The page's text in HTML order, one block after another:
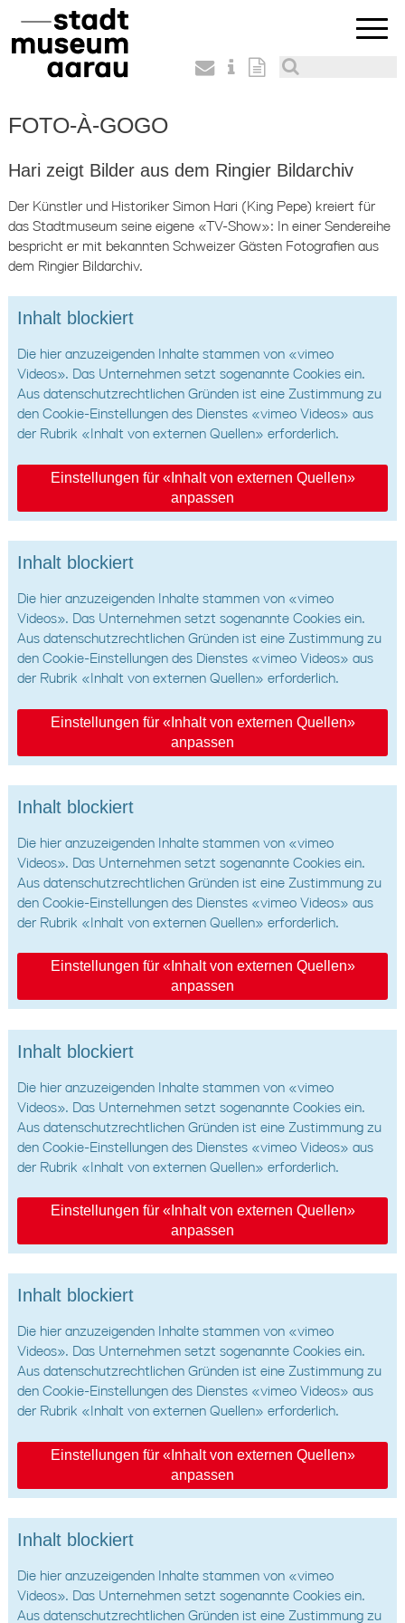
FOTO-À-GOGO
Hari zeigt Bilder aus dem Ringier Bildarchiv
Der Künstler und Historiker Simon Hari (King Pepe) kreiert für
das Stadtmuseum seine eigene «TV-Show»: In einer Sendereihe
bespricht er mit bekannten Schweizer Gästen Fotografien aus
dem Ringier Bildarchiv.
Inhalt blockiert
Die hier anzuzeigenden Inhalte stammen von «vimeo
Videos». Das Unternehmen setzt sogenannte Cookies ein.
Aus datenschutzrechtlichen Gründen ist eine Zustimmung zu
den Cookie-Einstellungen des Dienstes «vimeo Videos» aus
der Rubrik «Inhalt von externen Quellen» erforderlich.
Einstellungen für «Inhalt von externen Quellen»
anpassen
Inhalt blockiert
Die hier anzuzeigenden Inhalte stammen von «vimeo
Videos». Das Unternehmen setzt sogenannte Cookies ein.
Aus datenschutzrechtlichen Gründen ist eine Zustimmung zu
den Cookie-Einstellungen des Dienstes «vimeo Videos» aus
der Rubrik «Inhalt von externen Quellen» erforderlich.
Einstellungen für «Inhalt von externen Quellen»
anpassen
Inhalt blockiert
Die hier anzuzeigenden Inhalte stammen von «vimeo
Videos». Das Unternehmen setzt sogenannte Cookies ein.
Aus datenschutzrechtlichen Gründen ist eine Zustimmung zu
den Cookie-Einstellungen des Dienstes «vimeo Videos» aus
der Rubrik «Inhalt von externen Quellen» erforderlich.
Einstellungen für «Inhalt von externen Quellen»
anpassen
Inhalt blockiert
Die hier anzuzeigenden Inhalte stammen von «vimeo
Videos». Das Unternehmen setzt sogenannte Cookies ein.
Aus datenschutzrechtlichen Gründen ist eine Zustimmung zu
den Cookie-Einstellungen des Dienstes «vimeo Videos» aus
der Rubrik «Inhalt von externen Quellen» erforderlich.
Einstellungen für «Inhalt von externen Quellen»
anpassen
Inhalt blockiert
Die hier anzuzeigenden Inhalte stammen von «vimeo
Videos». Das Unternehmen setzt sogenannte Cookies ein.
Aus datenschutzrechtlichen Gründen ist eine Zustimmung zu
den Cookie-Einstellungen des Dienstes «vimeo Videos» aus
der Rubrik «Inhalt von externen Quellen» erforderlich.
Einstellungen für «Inhalt von externen Quellen»
anpassen
Inhalt blockiert
Die hier anzuzeigenden Inhalte stammen von «vimeo
Videos». Das Unternehmen setzt sogenannte Cookies ein.
Aus datenschutzrechtlichen Gründen ist eine Zustimmung zu